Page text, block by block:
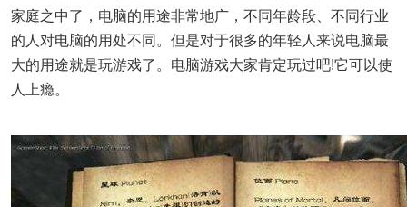
家庭之中了，电脑的用途非常地广，不同年龄段、不同行业
的人对电脑的用处不同。但是对于很多的年轻人来说电脑最
大的用途就是玩游戏了。电脑游戏大家肯定玩过吧!它可以使
人上瘾。